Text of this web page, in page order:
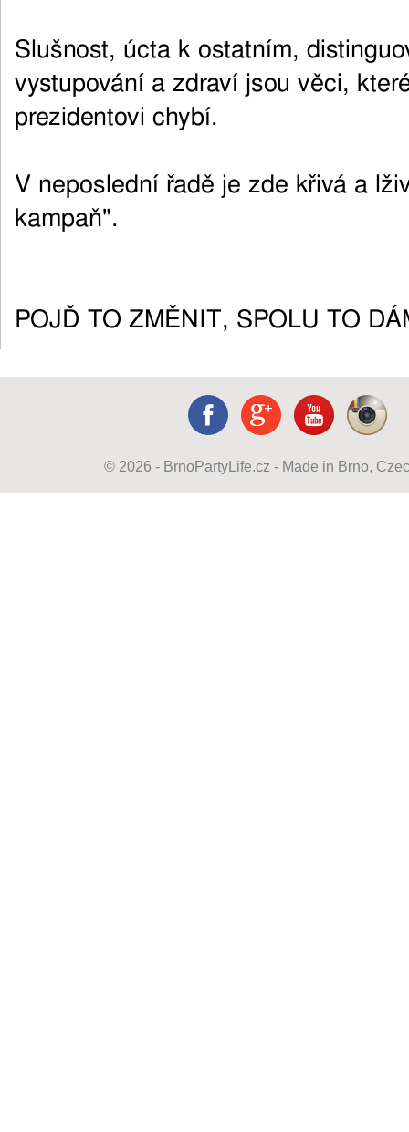
Slušnost, úcta k ostatním,
vystupování a zdraví jsou věci,
prezidentovi chybí.
V neposlední řadě je zde křivá a
kampaň".
POJĎ TO ZMĚNIT, SPOLU TO
© 2026 - BrnoPartyLife.cz - Made in Brno,